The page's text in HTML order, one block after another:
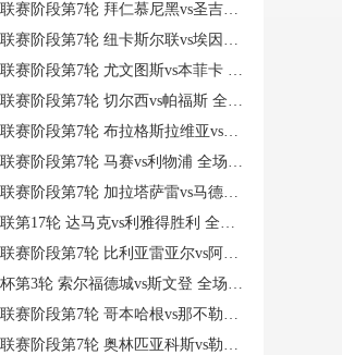
段第7轮 拜仁慕尼黑vs圣吉罗斯 全场录像
段第7轮 纽卡斯尔联vs埃因霍温 全场录像
阶段第7轮 尤文图斯vs本菲卡 全场录像
阶段第7轮 切尔西vs帕福斯 全场录像
第7轮 布拉格斯拉维亚vs巴塞罗那 全场录像
阶段第7轮 马赛vs利物浦 全场录像
第7轮 加拉塔萨雷vs马德里竞技 全场录像
17轮 达马克vs利雅得胜利 全场录像
第7轮 比利亚雷亚尔vs阿贾克斯 全场录像
3轮 索尔福德城vs斯文登 全场录像
段第7轮 哥本哈根vs那不勒斯 全场录像
第7轮 奥林匹亚科斯vs勒沃库森 全场录像